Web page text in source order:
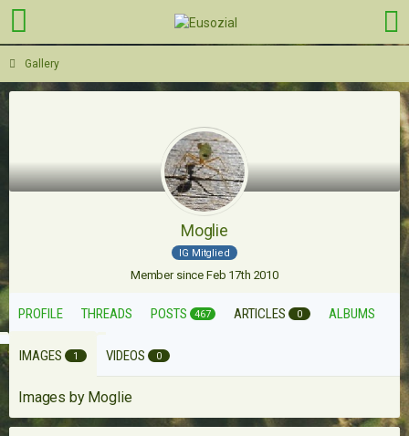
Gallery
Moglie
IG Mitglied
Member since Feb 17th 2010
PROFILE THREADS POSTS 467 ARTICLES 0 ALBUMS
IMAGES 1 VIDEOS 0
Images by Moglie